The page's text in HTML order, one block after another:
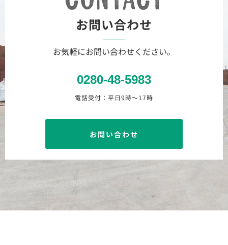
お問い合わせ
お気軽にお問い合わせください。
0280-48-5983
電話受付：平日9時〜17時
お問い合わせ